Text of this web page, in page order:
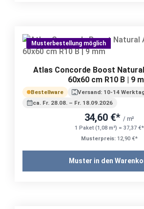
Musterbestellung möglich
Atlas Concorde Boost
60x60 cm R10 B | 9
Bestellware
Versand: 10-14
ca. Fr. 28.08. – Fr. 18.09.2026
34,60 €* / m²
1 Paket (1,08 m²) = 37,37 €*
Musterpreis: 12,90 €*
Muster in den